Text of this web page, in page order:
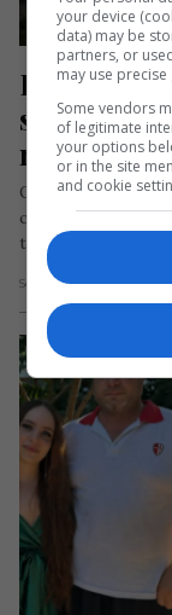
Româncă
muncitori.
O muncitoare
conflict izbucnit
teren…
Scris de Mihai Diaconu-
your device
data) may be
partners, or
may use
Some vendors
of legitimate
your options
or in the site
and cookie